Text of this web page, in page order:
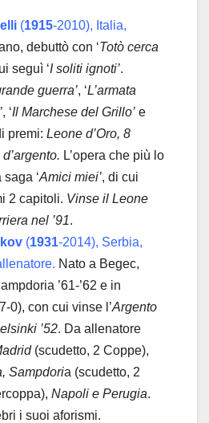
(1915-2010), Italia,
debuttò con ‘Totò cerca
seguì ‘I soliti ignoti’.
guerra’, ‘L’armata
, ‘Il Marchese del Grillo’ e
premi: Leone d’Oro, 8
L’opera che più lo
‘Amici miei’, di cui
2 capitoli. Vinse il Leone
nel ’91.
(1931-2014), Serbia,
Nato a Begec,
’61-’62 e in
0), con cui vinse l’Argento
’52. Da allenatore
(scudetto, 2 Coppe),
Sampdoria (scudetto, 2
Napoli e Perugia.
i suoi aforismi.